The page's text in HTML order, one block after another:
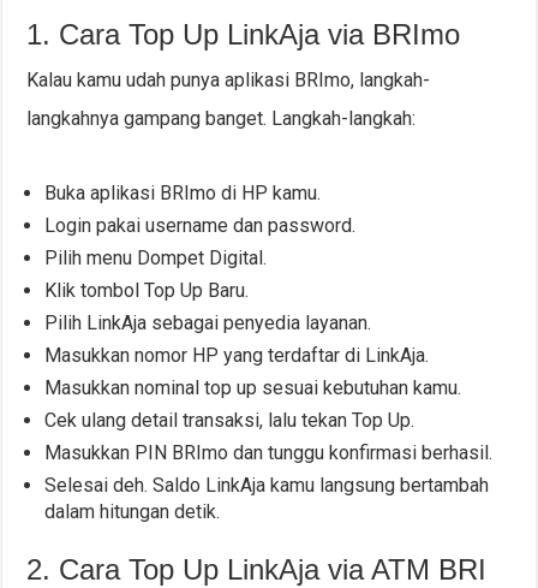
1. Cara Top Up LinkAja via BRImo
Kalau kamu udah punya aplikasi BRImo, langkah-
langkahnya gampang banget. Langkah-langkah:
Buka aplikasi BRImo di HP kamu.
Login pakai username dan password.
Pilih menu Dompet Digital.
Klik tombol Top Up Baru.
Pilih LinkAja sebagai penyedia layanan.
Masukkan nomor HP yang terdaftar di LinkAja.
Masukkan nominal top up sesuai kebutuhan kamu.
Cek ulang detail transaksi, lalu tekan Top Up.
Masukkan PIN BRImo dan tunggu konfirmasi berhasil.
Selesai deh. Saldo LinkAja kamu langsung bertambah
dalam hitungan detik.
2. Cara Top Up LinkAja via ATM BRI